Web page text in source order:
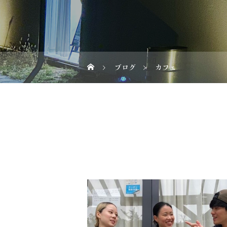
ブログ カフェ